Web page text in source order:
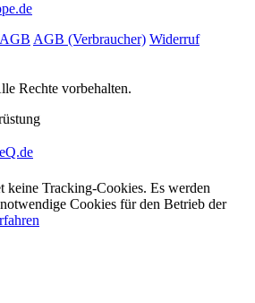
AGB AGB (Verbraucher) Widerruf
Rechte vorbehalten.
keine Tracking-Cookies. Es werden
Cookies für den Betrieb der